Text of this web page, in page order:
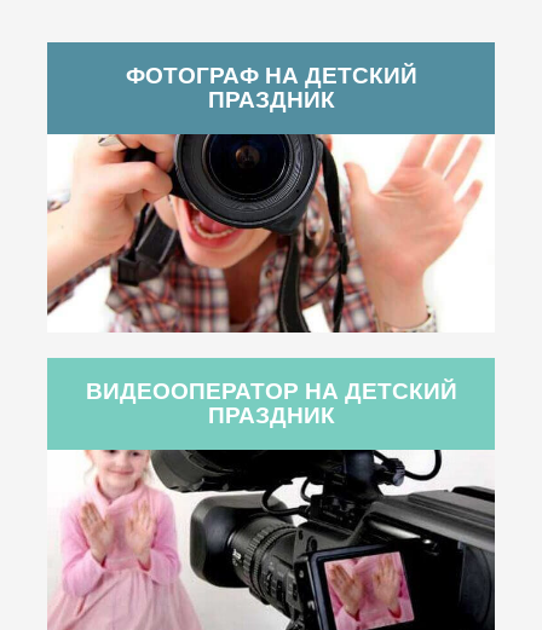
ФОТОГРАФ НА ДЕТСКИЙ
ПРАЗДНИК
ВИДЕООПЕРАТОР НА ДЕТСКИЙ
ПРАЗДНИК